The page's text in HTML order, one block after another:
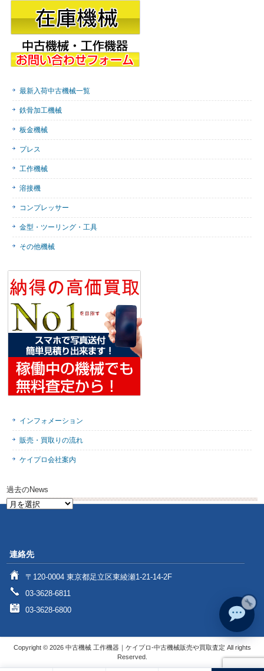
最新入荷中古機械一覧
鉄骨加工機械
板金機械
プレス
工作機械
溶接機
コンプレッサー
金型・ツーリング・工具
その他機械
インフォメーション
販売・買取りの流れ
ケイプロ会社案内
過去のNews
過
連絡先
〒120-0004 東京都足立区東綾瀬1-21-14-2F
03-3628-6811
03-3628-6800
Copyright © 2026 中古機械 工作機器｜ケイプロ-中古機械販売や買取査定 All rights
Reserved.